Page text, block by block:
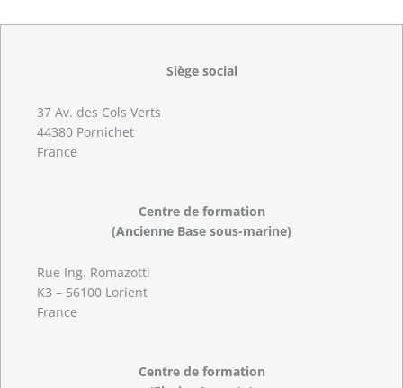
Siège social
37 Av. des Cols Verts
44380 Pornichet
France
Centre de formation
(Ancienne Base sous-marine)
Rue Ing. Romazotti
K3 – 56100 Lorient
France
Centre de formation